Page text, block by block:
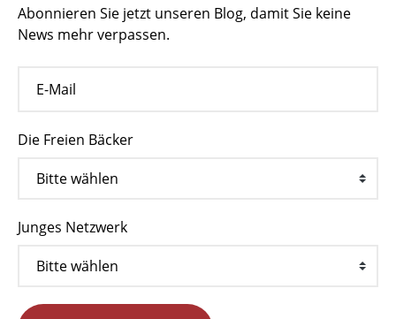
Abonnieren Sie jetzt unseren Blog, damit Sie keine
News mehr verpassen.
Die Freien Bäcker
Junges Netzwerk